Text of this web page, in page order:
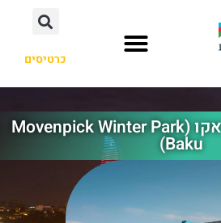
כרטיסים
מלון וינטר פארק באקו (Movenpick Winter Park
Baku)